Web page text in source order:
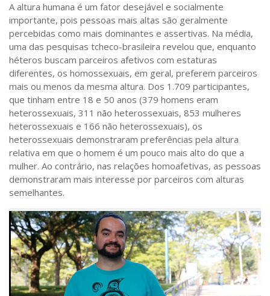
A altura humana é um fator desejável e socialmente
importante, pois pessoas mais altas são geralmente
percebidas como mais dominantes e assertivas. Na média,
uma das pesquisas tcheco-brasileira revelou que, enquanto
héteros buscam parceiros afetivos com estaturas
diferentes, os homossexuais, em geral, preferem parceiros
mais ou menos da mesma altura. Dos 1.709 participantes,
que tinham entre 18 e 50 anos (379 homens eram
heterossexuais, 311 não heterossexuais, 853 mulheres
heterossexuais e 166 não heterossexuais), os
heterossexuais demonstraram preferências pela altura
relativa em que o homem é um pouco mais alto do que a
mulher. Ao contrário, nas relações homoafetivas, as pessoas
demonstraram mais interesse por parceiros com alturas
semelhantes.